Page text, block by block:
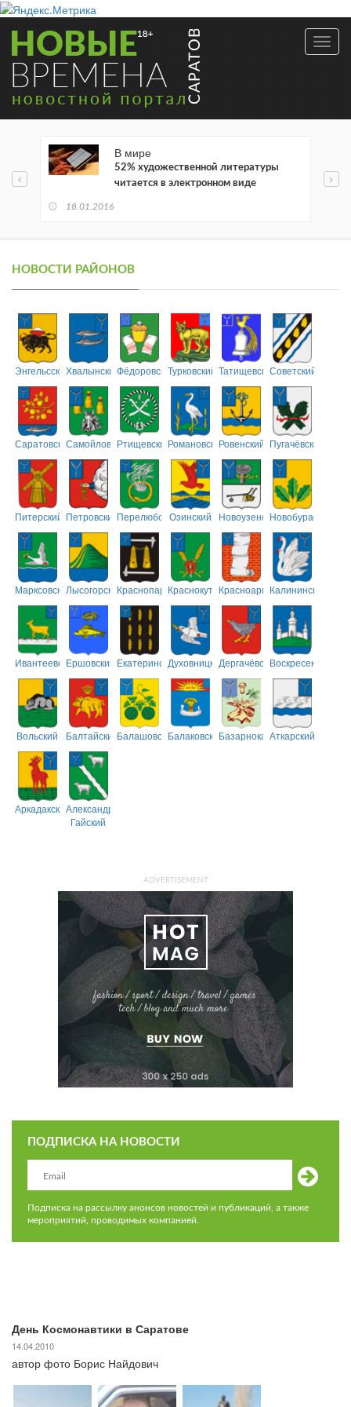
В мире
52% художественной литературы
читается в электронном виде
18.01.2016
НОВОСТИ РАЙОНОВ
ЭнгельсскийХвалынскийФёдоровскийТурковский ТатищевскийСоветский
СаратовскийСамойловскийРтищевскийРомановскийРовенский Пугачёвский
Питерский ПетровскийПерелюбскийОзинский НовоузенскийНовобурасский
МарксовскийЛысогорскийКраснопартизанский
КраснокутскийКрасноармейский
Калининский
ИвантеевскийЕршовский ЕкатериновскийДуховницкийДергачёвскийВоскресенский
Вольский БалтайскийБалашовскийБалаковскийБазарнокарабулакский
Аткарский
АркадакскийАлександрово-
Гайский
ADVERTISEMENT
ПОДПИСКА НА НОВОСТИ
Подписка на рассылку анонсов новостей и публикаций, а также
мероприятий, проводимых компанией.
День Космонавтики в Саратове
14.04.2010
автор фото Борис Найдович